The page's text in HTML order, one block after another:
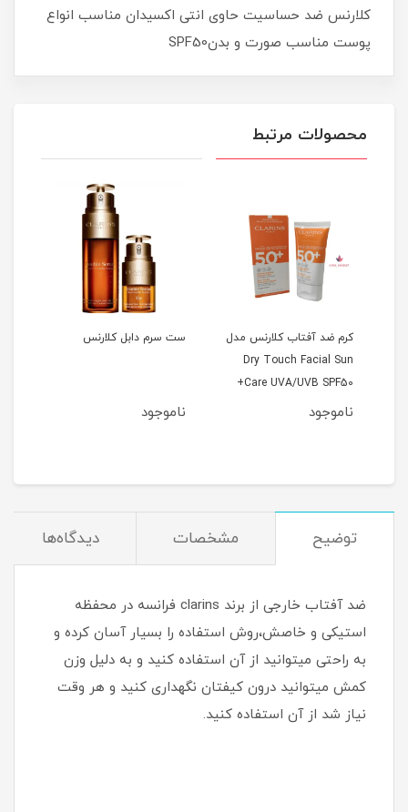
کلارنس ضد حساسیت حاوی انتی اکسیدان مناسب انواع
پوست مناسب صورت و بدنSPF50
محصولات مرتبط
کرم ضد آفتاب کلارنس مدل
Dry Touch Facial Sun
Care UVA/UVB SPF50+
ناموجود
ست سرم دابل کلارنس
ناموجود
توضیح مشخصات دیدگاه‌ها
ضد آفتاب خارجی از برند clarins فرانسه در محفظه
استیکی و خاصش،روش استفاده را بسیار آسان کرده و
به راحتی میتوانید از آن استفاده کنید و به دلیل وزن
کمش میتوانید درون کیفتان نگهداری کنید و هر وقت
نیاز شد از آن استفاده کنید.